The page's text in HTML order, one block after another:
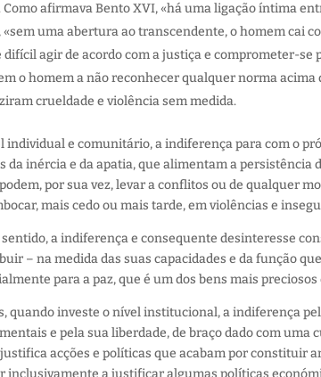
Como afirmava Bento XVI, «há uma ligação íntima
«sem uma abertura ao transcendente, o homem cai
difícil agir de acordo com a justiça e comprometer-se
o homem a não reconhecer qualquer norma
crueldade e violência sem medida.
individual e comunitário, a indiferença para com o
da inércia e da apatia, que alimentam a persistência
por sua vez, levar a conflitos ou de qualquer
mais cedo ou mais tarde, em violências e
a indiferença e consequente desinteresse
– na medida das suas capacidades e da função
para a paz, que é um dos bens mais
quando investe o nível institucional, a indiferença
e pela sua liberdade, de braço dado com
acções e políticas que acabam por constituir
inclusivamente a justificar algumas políticas